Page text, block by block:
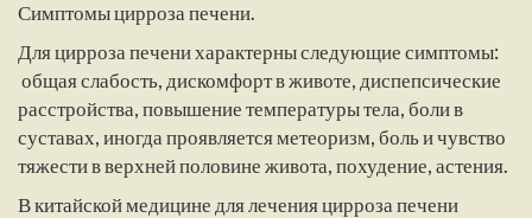
Симптомы цирроза печени.
Для цирроза печени характерны следующие симптомы:
общая слабость, дискомфорт в животе, диспепсические
расстройства, повышение температуры тела, боли в
суставах, иногда проявляется метеоризм, боль и чувство
тяжести в верхней половине живота, похудение, астения.
В китайской медицине для лечения цирроза печени